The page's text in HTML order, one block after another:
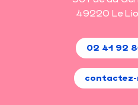
49220 Le
02 41 92